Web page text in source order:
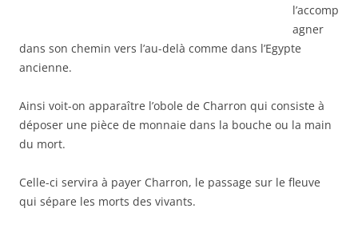
l’accomp
agner
dans son chemin vers l’au-delà comme dans l’Egypte
ancienne.
Ainsi voit-on apparaître l’obole de Charron qui consiste à
déposer une pièce de monnaie dans la bouche ou la main
du mort.
Celle-ci servira à payer Charron, le passage sur le fleuve
qui sépare les morts des vivants.